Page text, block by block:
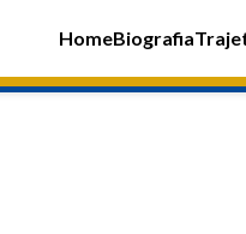
HomeBiografia